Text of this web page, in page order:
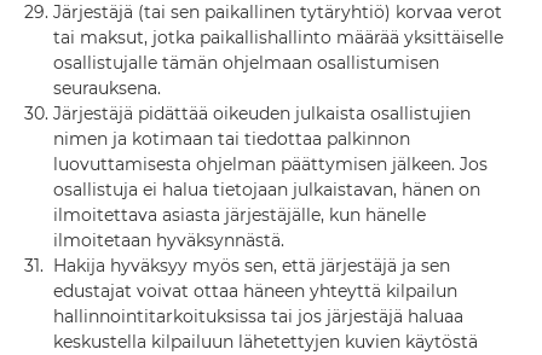
29. Järjestäjä (tai sen paikallinen tytäryhtiö) korvaa verot
tai maksut, jotka paikallishallinto määrää yksittäiselle
osallistujalle tämän ohjelmaan osallistumisen
seurauksena.
30. Järjestäjä pidättää oikeuden julkaista osallistujien
nimen ja kotimaan tai tiedottaa palkinnon
luovuttamisesta ohjelman päättymisen jälkeen. Jos
osallistuja ei halua tietojaan julkaistavan, hänen on
ilmoitettava asiasta järjestäjälle, kun hänelle
ilmoitetaan hyväksynnästä.
31. Hakija hyväksyy myös sen, että järjestäjä ja sen
edustajat voivat ottaa häneen yhteyttä kilpailun
hallinnointitarkoituksissa tai jos järjestäjä haluaa
keskustella kilpailuun lähetettyjen kuvien käytöstä